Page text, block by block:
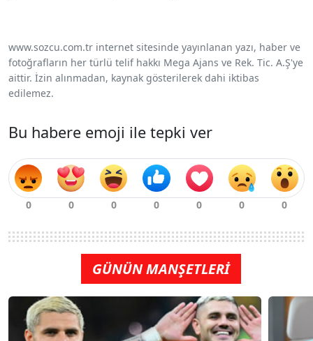
www.sozcu.com.tr internet sitesinde yayınlanan yazı, haber ve
fotoğrafların her türlü telif hakkı Mega Ajans ve Rek. Tic. A.Ş'ye
aittir. İzin alınmadan, kaynak gösterilerek dahi iktibas
edilemez.
Bu habere emoji ile tepki ver
GÜNÜN MANŞETLERİ